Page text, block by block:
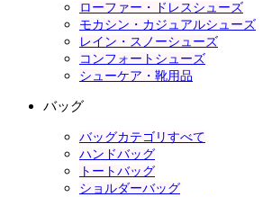
ローファー・ドレスシューズ
モカシン・カジュアルシューズ
レイン・スノーシューズ
コンフォートシューズ
シューケア・靴用品
バッグ
バッグカテゴリすべて
ハンドバッグ
トートバッグ
ショルダーバッグ